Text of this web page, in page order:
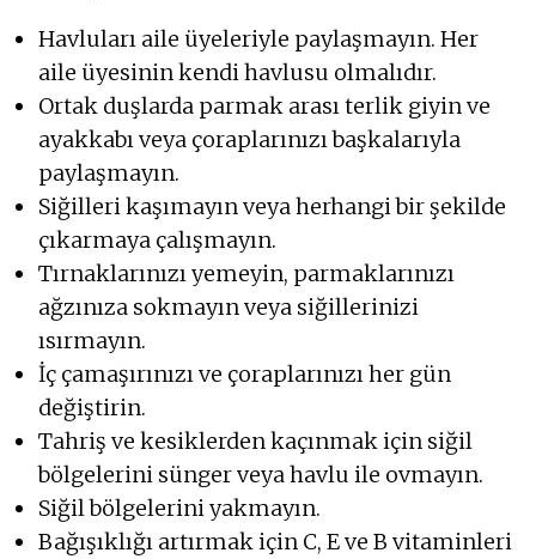
Havluları aile üyeleriyle paylaşmayın. Her
aile üyesinin kendi havlusu olmalıdır.
Ortak duşlarda parmak arası terlik giyin ve
ayakkabı veya çoraplarınızı başkalarıyla
paylaşmayın.
Siğilleri kaşımayın veya herhangi bir şekilde
çıkarmaya çalışmayın.
Tırnaklarınızı yemeyin, parmaklarınızı
ağzınıza sokmayın veya siğillerinizi
ısırmayın.
İç çamaşırınızı ve çoraplarınızı her gün
değiştirin.
Tahriş ve kesiklerden kaçınmak için siğil
bölgelerini sünger veya havlu ile ovmayın.
Siğil bölgelerini yakmayın.
Bağışıklığı artırmak için C, E ve B vitaminleri